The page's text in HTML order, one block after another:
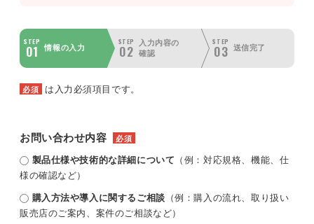
STEP
01 情報の入力
STEP
02
入力内容の
確認
STEP
03 送信完了
必須 は入力必須項目です。
お問い合わせ内容 必須
製品仕様や技術的な詳細について （例：対応規格、機能、仕
様の確認など）
購入方法や導入に関するご相談 （例：購入の流れ、取り扱い
販売店のご案内、案件のご相談など）